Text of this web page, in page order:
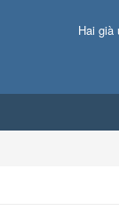
Hai già